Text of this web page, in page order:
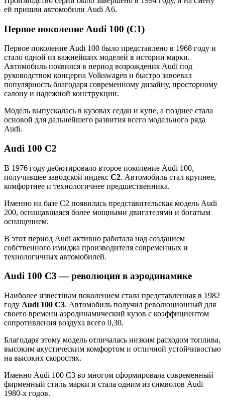
ей пришли автомобили Audi A6.
Первое поколение Audi 100 (C1)
Первое поколение Audi 100 было представлено в 1968 году и
стало одной из важнейших моделей в истории марки.
Автомобиль появился в период возрождения Audi под
руководством концерна Volkswagen и быстро завоевал
популярность благодаря современному дизайну, просторному
салону и надежной конструкции.
Модель выпускалась в кузовах седан и купе, а позднее стала
основой для дальнейшего развития всего модельного ряда
Audi.
Audi 100 C2
В 1976 году дебютировало второе поколение Audi 100,
получившее заводской индекс C2. Автомобиль стал крупнее,
комфортнее и технологичнее предшественника.
Именно на базе C2 появилась представительская модель Audi
200, оснащавшаяся более мощными двигателями и богатым
оснащением.
В этот период Audi активно работала над созданием
собственного имиджа производителя современных и
технологичных автомобилей.
Audi 100 C3 — революция в аэродинамике
Наиболее известным поколением стала представленная в 1982
году Audi 100 C3. Автомобиль получил революционный для
своего времени аэродинамический кузов с коэффициентом
сопротивления воздуха всего 0,30.
Благодаря этому модель отличалась низким расходом топлива,
высоким акустическим комфортом и отличной устойчивостью
на высоких скоростях.
Именно Audi 100 C3 во многом сформировала современный
фирменный стиль марки и стала одним из символов Audi
1980-х годов.